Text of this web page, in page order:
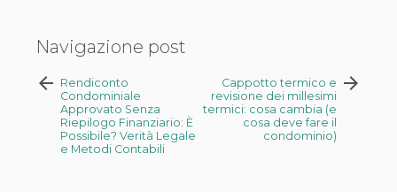
Navigazione post
arrow_back Rendiconto
Condominiale
Approvato Senza
Riepilogo Finanziario: È
Possibile? Verità Legale
e Metodi Contabili
Cappotto termico e
revisione dei millesimi
termici: cosa cambia (e
cosa deve fare il
condominio)
arrow_forward